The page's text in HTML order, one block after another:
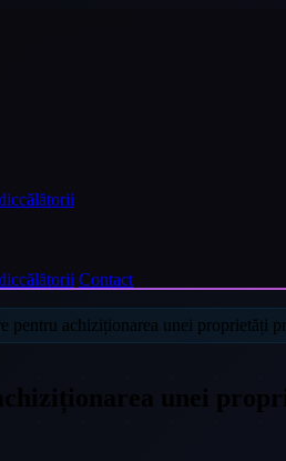
călătorii
călătorii Contact
pentru achiziționarea unei proprietăți
unei